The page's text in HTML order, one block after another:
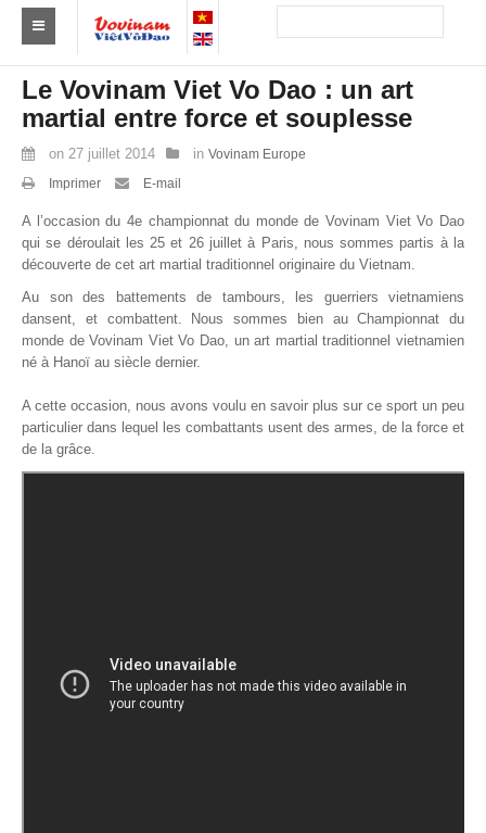
Trouver un club
Asie
Europe
Amérique
Australie et Océanie
Actus
Résultats
Par Médaillés
PHOTO
Le Vovinam Viet Vo Dao : un art
martial entre force et souplesse
on 27 juillet 2014 in Vovinam Europe
Imprimer
E-mail
A l’occasion du 4e championnat du monde de Vovinam Viet Vo Dao
qui se déroulait les 25 et 26 juillet à Paris, nous sommes partis à la
découverte de cet art martial traditionnel originaire du Vietnam.
Au son des battements de tambours, les guerriers vietnamiens
dansent, et combattent. Nous sommes bien au Championnat du
monde de Vovinam Viet Vo Dao, un art martial traditionnel vietnamien
né à Hanoï au siècle dernier.
A cette occasion, nous avons voulu en savoir plus sur ce sport un peu
particulier dans lequel les combattants usent des armes, de la force et
de la grâce.